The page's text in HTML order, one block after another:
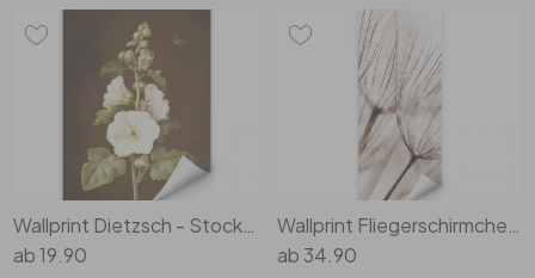
ab19.90
ab34.90